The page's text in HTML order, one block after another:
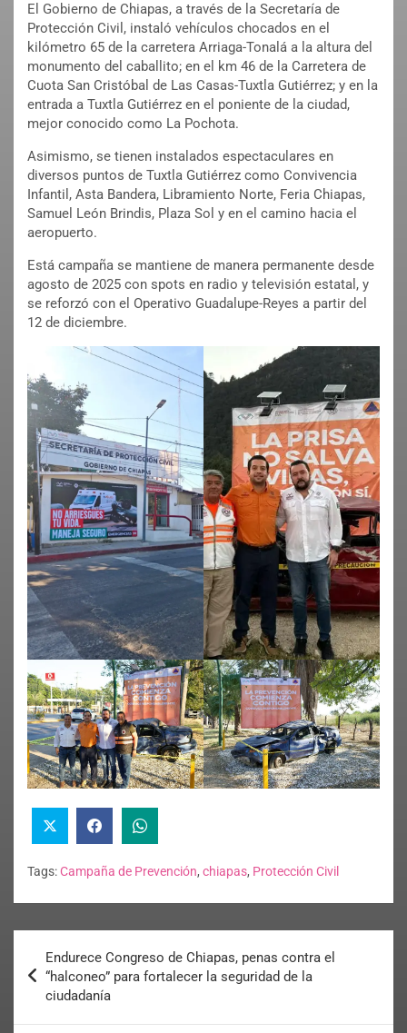
El Gobierno de Chiapas, a través de la Secretaría de
Protección Civil, instaló vehículos chocados en el
kilómetro 65 de la carretera Arriaga-Tonalá a la altura del
monumento del caballito; en el km 46 de la Carretera de
Cuota San Cristóbal de Las Casas-Tuxtla Gutiérrez; y en la
entrada a Tuxtla Gutiérrez en el poniente de la ciudad,
mejor conocido como La Pochota.
Asimismo, se tienen instalados espectaculares en
diversos puntos de Tuxtla Gutiérrez como Convivencia
Infantil, Asta Bandera, Libramiento Norte, Feria Chiapas,
Samuel León Brindis, Plaza Sol y en el camino hacia el
aeropuerto.
Está campaña se mantiene de manera permanente desde
agosto de 2025 con spots en radio y televisión estatal, y
se reforzó con el Operativo Guadalupe-Reyes a partir del
12 de diciembre.
Tags:Campaña de Prevención, chiapas, Protección Civil
Endurece Congreso de Chiapas, penas contra el
“halconeo” para fortalecer la seguridad de la
ciudadanía